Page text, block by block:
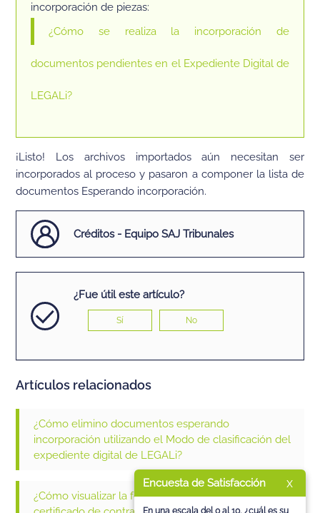
incorporación de piezas:
¿Cómo se realiza la incorporación de
documentos pendientes en el Expediente Digital de
LEGALi?
¡Listo! Los archivos
importados aún necesitan ser
incorporados al proceso y pasaron a componer la lista de
documentos Esperando incorporación.
Créditos - Equipo SAJ Tribunales
¿Fue útil este artículo?
Sí No
Artículos relacionados
¿Cómo elimino documentos esperando
incorporación utilizando el Modo de clasificación del
expediente digital de LEGALi?
¿Cómo visualizar la fecha de registro de procesos del
Encuesta de Satisfacción x
En una escala del 0 al 10, ¿cuál es su